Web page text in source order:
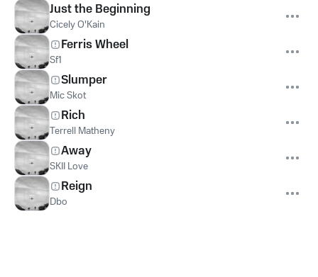
Just the Beginning
Cicely O'Kain
Ferris Wheel
Sf1
Slumper
Mic Skot
Rich
Terrell Matheny
Away
SKII Love
Reign
Dbo